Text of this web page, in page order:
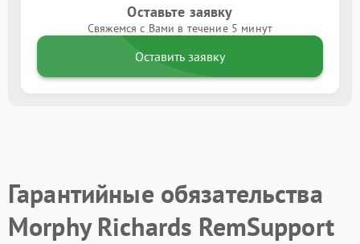
Оставьте заявку
Свяжемся с Вами в течение 5 минут
Оставить заявку
Гарантийные обязательства
Morphy Richards RemSupport